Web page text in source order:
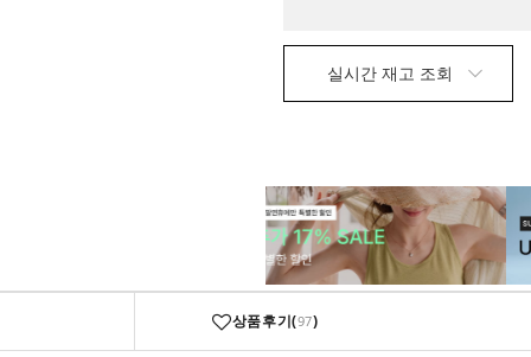
실시간 재고 조회
상품후기(97)